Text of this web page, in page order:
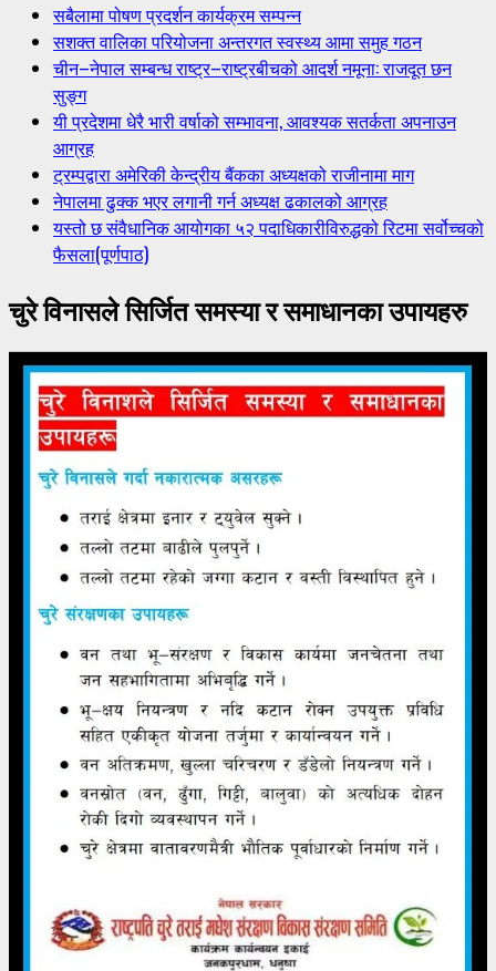
सबैलामा पोषण प्रदर्शन कार्यक्रम सम्पन्न
सशक्त वालिका परियोजना अन्तरगत स्वस्थ्य आमा समुह गठन
चीन–नेपाल सम्बन्ध राष्ट्र–राष्ट्रबीचको आदर्श नमूना: राजदूत छन
सुङ्ग
यी प्रदेशमा धेरै भारी वर्षाको सम्भावना, आवश्यक सतर्कता अपनाउन
आग्रह
ट्रम्पद्वारा अमेरिकी केन्द्रीय बैंकका अध्यक्षको राजीनामा माग
नेपालमा ढुक्क भएर लगानी गर्न अध्यक्ष ढकालको आग्रह
यस्तो छ संवैधानिक आयोगका ५२ पदाधिकारीविरुद्धको रिटमा सर्वोच्चको
फैसला(पूर्णपाठ)
चुरे विनासले सिर्जित समस्या र समाधानका उपायहरु